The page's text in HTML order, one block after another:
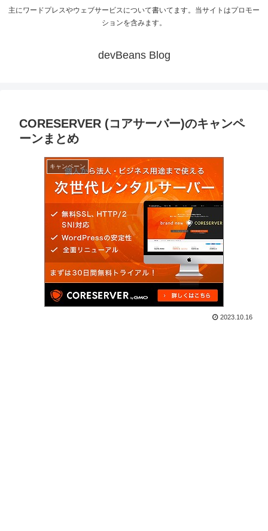
主にワードプレスやウェブサービスについて書いてます。当サイトはプロモー
ションを含みます。
devBeans Blog
CORESERVER (コアサーバー)のキャンペ
ーンまとめ
キャンペーン
2023.10.16